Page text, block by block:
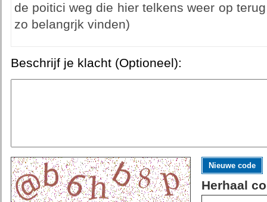
de poitici weg die hier telkens weer op
zo belangrjk vinden)
Beschrijf je klacht (Optioneel):
Nieuwe code
Herhaal